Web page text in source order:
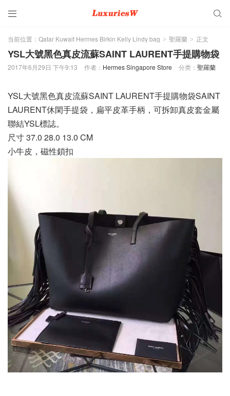
 
当前位置： Qatar Kuwait Hermes Birkin Kelly Lindy bag > 聖羅蘭 > 正文
YSL大號黑色真皮流蘇SAINT LAURENT手提購物袋
2017年6月29日 下午9:13 作者： Hermes Singapore Store 分类： 聖羅蘭
YSL大號黑色真皮流蘇SAINT LAURENT手提購物袋SAINT
LAURENT休閑手提袋，扁平皮革手柄，可拆卸真皮套金屬
聯結YSL標誌。
尺寸 37.0 28.0 13.0 CM
小牛皮，磁性鎖扣